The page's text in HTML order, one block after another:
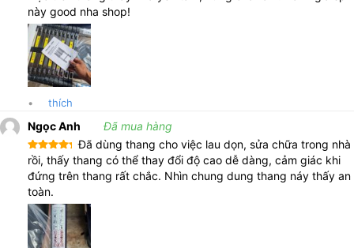
này good nha shop!
• thích
Ngọc Anh Đã mua hàng
Được xếp
hạng5 5
sao
Đã dùng thang cho việc lau dọn, sửa chữa trong nhà
rồi, thấy thang có thể thay đổi độ cao dễ dàng, cảm giác khi
đứng trên thang rất chắc. Nhìn chung dung thang náy thấy an
toàn.